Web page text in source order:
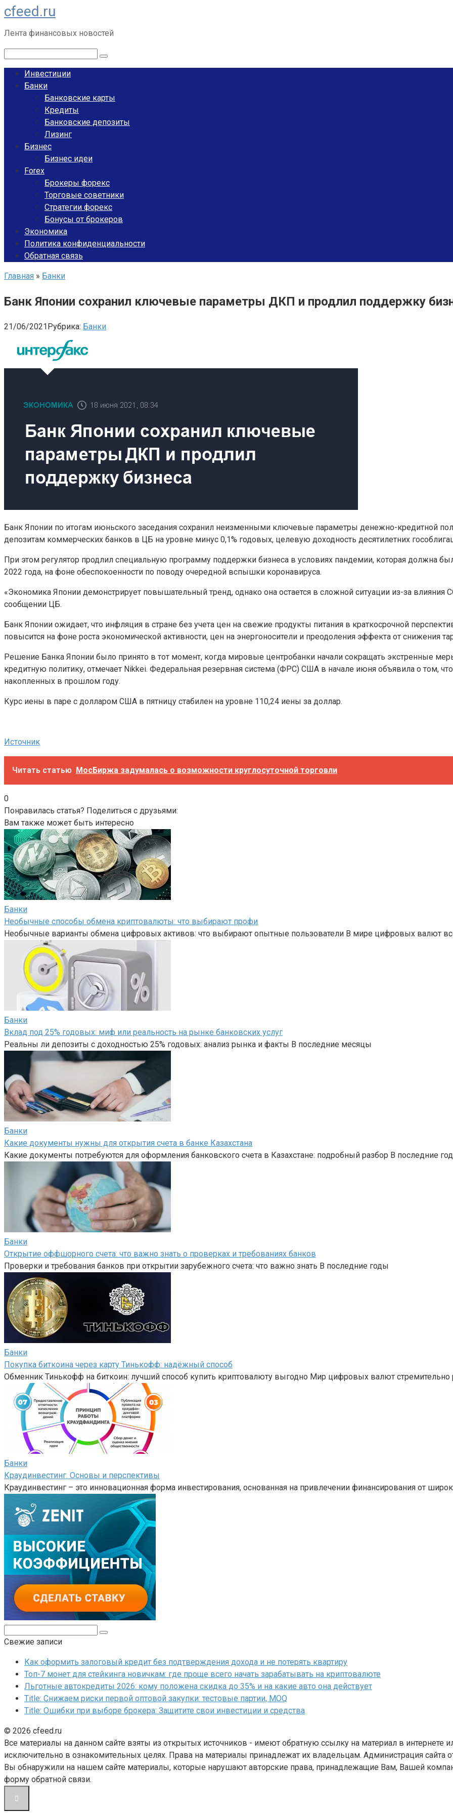
Перейти
к
контенту
cfeed.ru
Лента финансовых новостей
Инвестиции
Банки
Банковские карты
Кредиты
Банковские депозиты
Лизинг
Бизнес
Бизнес идеи
Forex
Брокеры форекс
Торговые советники
Стратегии форекс
Бонусы от брокеров
Экономика
Политика конфиденциальности
Обратная связь
Главная » Банки
Банк Японии сохранил ключевые параметры ДКП и продлил поддержку
21/06/2021Рубрика: Банки
Банк Японии по итогам июньского заседания сохранил неизменными ключевые параметры денежно-кредитной
депозитам коммерческих банков в ЦБ на уровне минус 0,1% годовых, целевую доходность десятилетних
При этом регулятор продлил специальную программу поддержки бизнеса в условиях пандемии, которая должна
2022 года, на фоне обеспокоенности по поводу очередной вспышки коронавируса.
«Экономика Японии демонстрирует повышательный тренд, однако она остается в сложной ситуации из-за влияния
сообщении ЦБ.
Банк Японии ожидает, что инфляция в стране без учета цен на свежие продукты питания в краткосрочной
повысится на фоне роста экономической активности, цен на энергоносители и преодоления эффекта от снижения
Решение Банка Японии было принято в тот момент, когда мировые центробанки начали сокращать экстренные
кредитную политику, отмечает Nikkei. Федеральная резервная система (ФРС) США в начале июня объявила о том,
накопленных в прошлом году.
Курс иены в паре с долларом США в пятницу стабилен на уровне 110,24 иены за доллар.
Источник
Читать статью МосБиржа задумалась о возможности круглосуточной торговли
0
Понравилась статья? Поделиться с друзьями:
Вам также может быть интересно
Банки
Необычные способы обмена криптовалюты: что выбирают профи
Необычные варианты обмена цифровых активов: что выбирают опытные пользователи В мире цифровых валют
Банки
Вклад под 25% годовых: миф или реальность на рынке банковских услуг
Реальны ли депозиты с доходностью 25% годовых: анализ рынка и факты В последние месяцы
Банки
Какие документы нужны для открытия счета в банке Казахстана
Какие документы потребуются для оформления банковского счета в Казахстане: подробный разбор В последние
Банки
Открытие оффшорного счета: что важно знать о проверках и требованиях банков
Проверки и требования банков при открытии зарубежного счета: что важно знать В последние годы
Банки
Покупка биткоина через карту Тинькофф: надёжный способ
Обменник Тинькофф на биткоин: лучший способ купить криптовалюту выгодно Мир цифровых валют стремительно
Банки
Краудинвестинг. Основы и перспективы
Краудинвестинг – это инновационная форма инвестирования, основанная на привлечении финансирования от
Свежие записи
Как оформить залоговый кредит без подтверждения дохода и не потерять квартиру
Топ-7 монет для стейкинга новичкам: где проще всего начать зарабатывать на криптовалюте
Льготные автокредиты 2026: кому положена скидка до 35% и на какие авто она действует
Title: Снижаем риски первой оптовой закупки: тестовые партии, MOQ
Title: Ошибки при выборе брокера: Защитите свои инвестиции и средства
© 2026 cfeed.ru
Все материалы на данном сайте взяты из открытых источников - имеют обратную ссылку на материал в интернете
исключительно в ознакомительных целях. Права на материалы принадлежат их владельцам. Администрация сайта
Вы обнаружили на нашем сайте материалы, которые нарушают авторские права, принадлежащие Вам, Вашей
форму обратной связи.